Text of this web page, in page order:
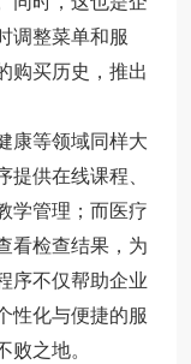
调整菜单和服
购买历史，推出
等领域同样大
供在线课程、
学管理；而医疗
看检查结果，为
序不仅帮助企业
性化与便捷的服
之地。